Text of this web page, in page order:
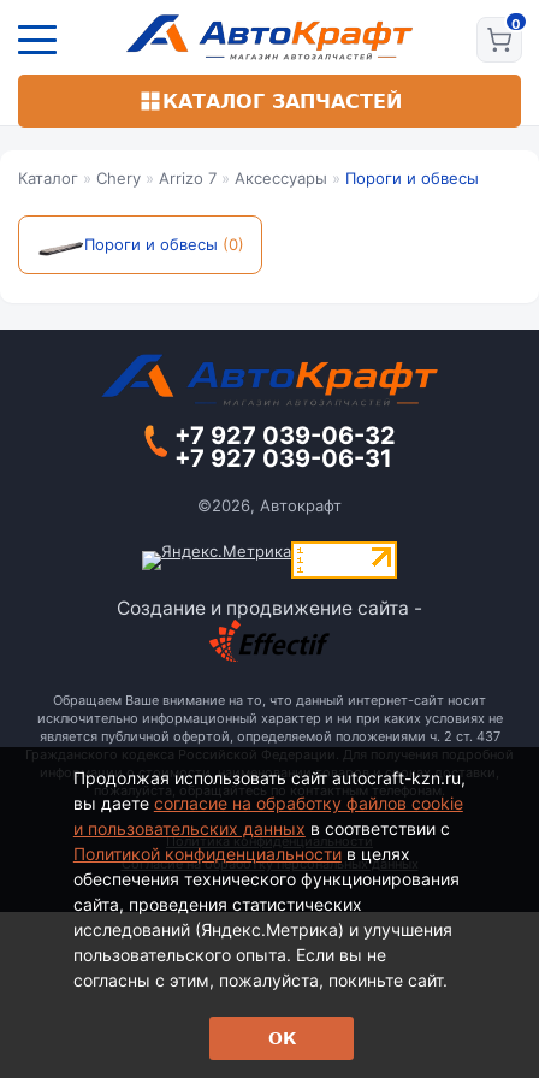
основному
КАТАЛОГ ЗАПЧАСТЕЙ
Каталог » Chery » Arrizo 7 » Аксессуары » Пороги и обвесы
Пороги и обвесы (0)
+7 927 039-06-32
+7 927 039-06-31
©2026, Автокрафт
Создание и продвижение сайта -
Обращаем Ваше внимание на то, что данный интернет-сайт носит
исключительно информационный характер и ни при каких условиях не
является публичной офертой, определяемой положениями ч. 2 ст. 437
Гражданского кодекса Российской Федерации. Для получения подробной
информации о стоимости, наименовании товаров и сроках доставки,
пожалуйста, обращайтесь по контактным телефонам.
Политика конфиденциальности
Согласие на обработку персональных данных
Продолжая использовать сайт autocraft-kzn.ru,
вы даете согласие на обработку файлов cookie
и пользовательских данных в соответствии с
Политикой конфиденциальностив целях
обеспечения технического функционирования
сайта, проведения статистических
исследований (Яндекс.Метрика) и улучшения
пользовательского опыта. Если вы не
согласны с этим, пожалуйста, покиньте сайт.
ОК